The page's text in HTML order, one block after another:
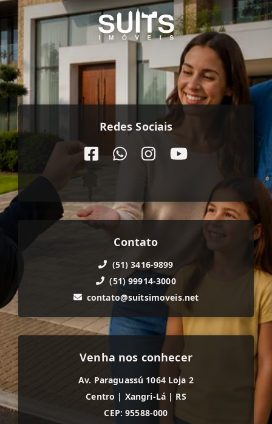
Redes Sociais
Contato
(51) 3416-9899
(51) 99914-3000
contato@suitsimoveis.net
Venha nos conhecer
Av. Paraguassú 1064 Loja 2
Centro | Xangri-Lá | RS
CEP: 95588-000